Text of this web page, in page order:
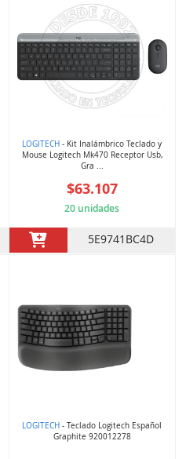
LOGITECH - Kit Inalámbrico Teclado y
Mouse Logitech Mk470 Receptor Usb,
Gra ...
$63.107
20 unidades
5E9741BC4D
LOGITECH - Teclado Logitech Español
Graphite 920012278